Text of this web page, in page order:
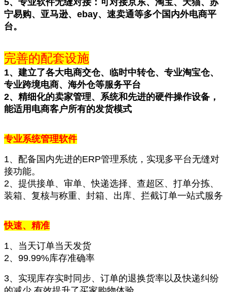
5、专业软件无缝对接：可对接京东、淘宝、天猫、苏
宁易购、亚马逊、ebay、速卖通等多个国内外电商平
台。
完善的配套设施
1、建立了各大电商交仓、临时中转仓、专业淘宝仓、
专业跨境电商、海外仓等服务平台
2、精细化的卖家管理、系统和先进的硬件操作设备，
能适用电商客户所有的发货模式
专业系统管理软件
1、配备国内先进的ERP管理系统，实现多平台无缝对
接功能。
2、提供接单、审单、快递选择、查超区、打单分拣、
装箱、复核与称重、封箱、出库、拦截订单一站式服务
快速、精准
1、当天订单当天发货
2、99.99%库存准确率
3、实现库存实时同步、订单的退换货率以及快递纠纷